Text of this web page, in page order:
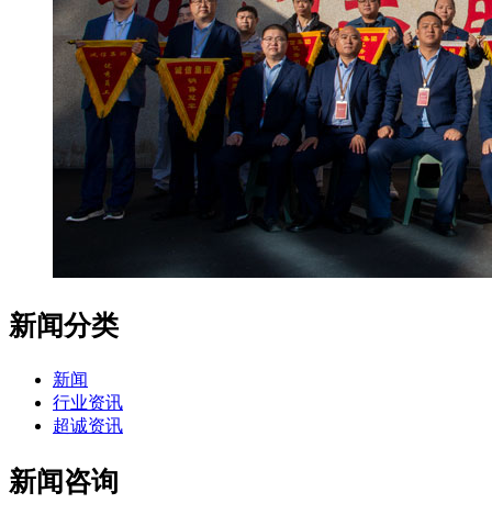
新闻分类
新闻
行业资讯
超诚资讯
新闻咨询